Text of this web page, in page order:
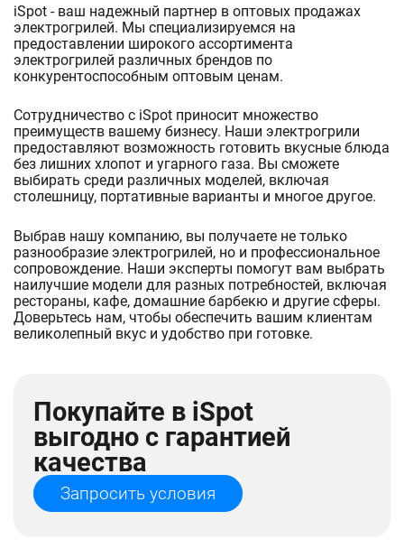
iSpot - ваш надежный партнер в оптовых продажах
электрогрилей. Мы специализируемся на
предоставлении широкого ассортимента
электрогрилей различных брендов по
конкурентоспособным оптовым ценам.
Сотрудничество с iSpot приносит множество
преимуществ вашему бизнесу. Наши электрогрили
предоставляют возможность готовить вкусные блюда
без лишних хлопот и угарного газа. Вы сможете
выбирать среди различных моделей, включая
столешницу, портативные варианты и многое другое.
Выбрав нашу компанию, вы получаете не только
разнообразие электрогрилей, но и профессиональное
сопровождение. Наши эксперты помогут вам выбрать
наилучшие модели для разных потребностей, включая
рестораны, кафе, домашние барбекю и другие сферы.
Доверьтесь нам, чтобы обеспечить вашим клиентам
великолепный вкус и удобство при готовке.
Покупайте в iSpot
выгодно с гарантией
качества
Запросить условия